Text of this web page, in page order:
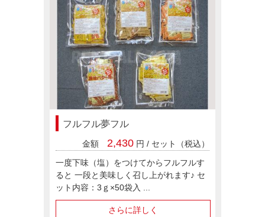
フルフル夢フル
金額 2,430 円 / セット（税込）
一度下味（塩）をつけてからフルフルす
ると 一段と美味しく召し上がれます♪ セ
ット内容：3ｇ×50袋入 ...
さらに詳しく